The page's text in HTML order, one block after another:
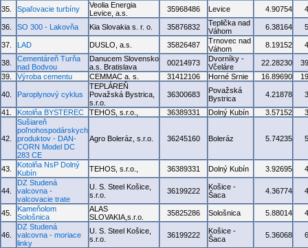
35. Spaľovacie turbíny
Veolia Energia
Levice, a.s.
35968486 Levice 4.90754
36. SO 300 - Lakovňa Kia Slovakia s. r. o. 35876832
Teplička nad
Váhom
6.38164
37. LAD DUSLO, a.s. 35826487
Trnovec nad
Váhom
8.19152
38.
Cementáreň Turňa
nad Bodvou
Danucem Slovensko
a.s. Bratislava
00214973
Dvorníky -
Včeláre
22.28230
39.
Výroba cementu CEMMAC a. s. 31412106 Horné Srnie 16.89690
40. Paroplynový cyklus
TEPLÁREŇ
Považská Bystrica,
s.r.o.
36300683
Považská
Bystrica
4.21878
41. Kotolňa BYSTEREC TEHOS, s.r.o., 36389331 Dolný Kubín 3.57152
42.
Sušiareň
poľnohospodárskych
produktov - DAN-
CORN Model DC
283 CE
Agro Boleráz, s.r.o. 36245160 Boleráz 5.74235
43.
Kotolňa NsP Dolný
Kubín
TEHOS, s.r.o., 36389331 Dolný Kubín 3.92695
44.
DZ Studená
valcovna -
valcovacie trate
U. S. Steel Košice,
s.r.o.
36199222
Košice -
Šaca
4.36774
45.
Kameňolom
Sološnica
ALAS
SLOVAKIA,s.r.o.
35825286 Sološnica 5.88014
46.
DZ Studená
valcovna - moriace
linky
U. S. Steel Košice,
s.r.o.
36199222
Košice -
Šaca
5.36068